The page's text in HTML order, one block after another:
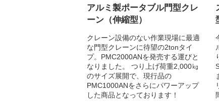
アルミ製ポータブル門型クレ
ーン（伸縮型）
クレーン設備のない作業現場に最適
な門型クレーンに待望の2tonタイ
プ。PMC2000ANを発売する運びと
なりました。 つり上げ荷重2,000㎏
のサイズ展開で、現行品の
PMC1000ANをさらにパワーアップ
した商品となっております！